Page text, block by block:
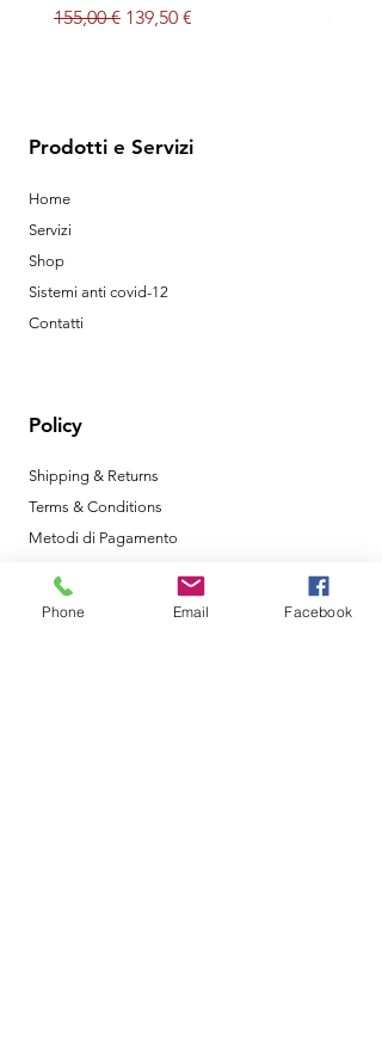
Prezzo regolare
155,00 € Prezzo scontato
139,50 €
Prodotti e Servizi
Home
Servizi
Shop
Sistemi anti covid-12
Contatti
Policy
Shipping & Returns
Terms & Conditions
Metodi di Pagamento
Phone Email Facebook